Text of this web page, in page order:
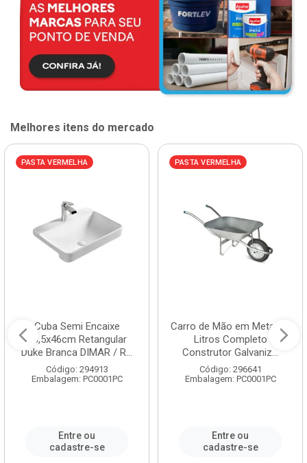
Melhores itens do mercado
PASTA VERMELHA
Cuba Semi Encaixe
58,5x46cm Retangular
Duke Branca DIMAR / R...
Código: 294913
Embalagem: PC0001PC
Entre ou
cadastre-se
PASTA VERMELHA
Carro de Mão em Metal 60
Litros Completo
Construtor Galvaniz...
Código: 296641
Embalagem: PC0001PC
Entre ou
cadastre-se